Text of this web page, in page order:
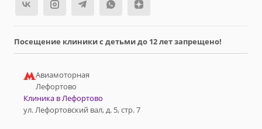
Посещение клиники с детьми до 12 лет запрещено!
Авиамоторная
Лефортово
Клиника в Лефортово
ул. Лефортовский вал, д. 5, стр. 7